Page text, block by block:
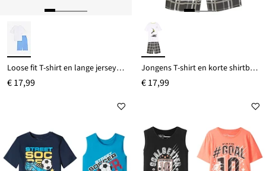
Loose fit T-shirt en lange jersey bermuda van puur biologisch katoen (2-dlg. set)
€ 17,99
Jongens T-shirt en korte shirtbroek van biologisch katoen (2-dlg. set)
€ 17,99